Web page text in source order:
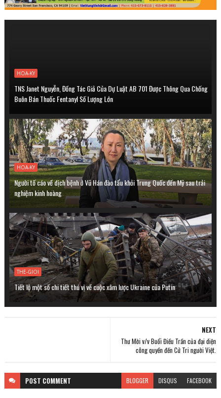
HOA-KY
TNS Janet Nguyễn, Đồng Tác Giả Của Dự Luật AB 701 Được Thông Qua Chống
Buôn Bán Thuốc Fentanyl Số Lượng Lớn
HOA-KY
Người tố cáo về dịch bệnh ở Vũ Hán đào tẩu khỏi Trung Quốc đến Mỹ sau trải
nghiệm kinh hoàng
THE-GIOI
Tiết lộ một số chi tiết thú vị về cuộc xâm lược Ukraine của Putin
NEXT
Thư Mời v/v Buổi Điều Trần của đại diện
công quyền đến Cử Tri người Việt.
POST COMMENT BLOGGER DISQUS FACEBOOK